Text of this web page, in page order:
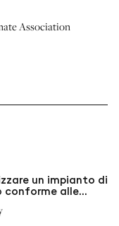
Association
un impianto di
conforme alle